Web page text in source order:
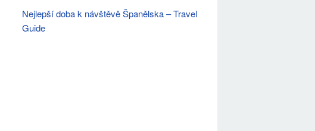
Nejlepší doba k návštěvě Španělska – Travel
Guide